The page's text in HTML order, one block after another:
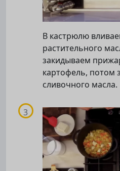
В кастрюлю
растительного
закидываем
картофель, потом
сливочного масла.